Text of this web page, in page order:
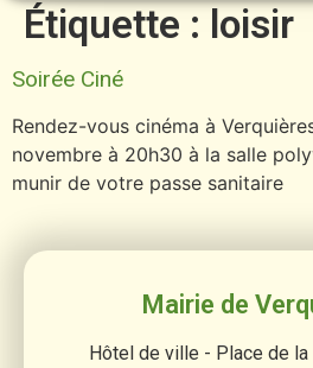
Étiquette : loisir
Soirée Ciné
Rendez-vous cinéma à
novembre à 20h30 à la salle
munir de votre passe sanitaire
Mairie de
Hôtel de ville - Place de